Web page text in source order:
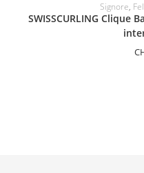
Signore,
SWISSCURLING Clique